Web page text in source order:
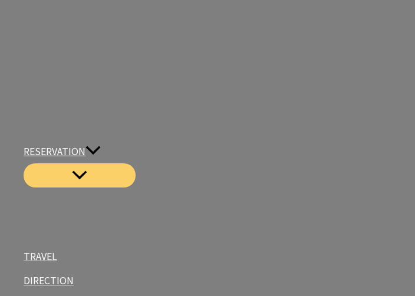
RESERVATION
TRAVEL
DIRECTION